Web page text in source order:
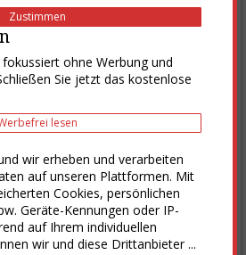
Zustimmen
ohne Werbung und
Sie jetzt das kostenlose
lesen
wir erheben und verarbeiten
auf unseren Plattformen. Mit
Cookies, persönlichen
Geräte-Kennungen oder IP-
auf Ihrem individuellen
wir und diese Drittanbieter ...
Nachhaltigkeitspreis e.V.
Consultancy GmbH
GmbH
nach Dornum (msm3/d)